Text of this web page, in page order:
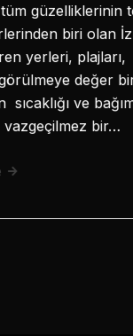
tüm güzelliklerinin
biri olan
yerleri, plajları,
görülmeye değer
sıcaklığı ve
vazgeçilmez bir…